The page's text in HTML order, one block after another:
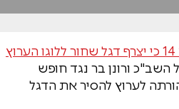
ורונן בר נגד חופש
לערוץ להסיר את הדגל